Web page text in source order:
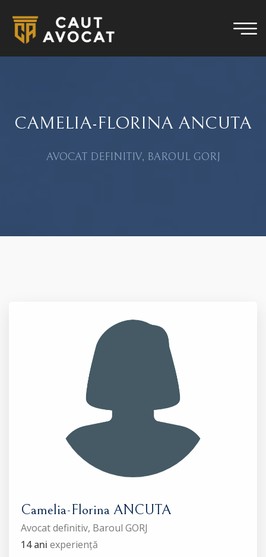
CAMELIA-FLORINA ANCUTA
AVOCAT DEFINITIV, BAROUL GORJ
Camelia-Florina ANCUTA
Avocat definitiv, Baroul GORJ
14 ani experiență